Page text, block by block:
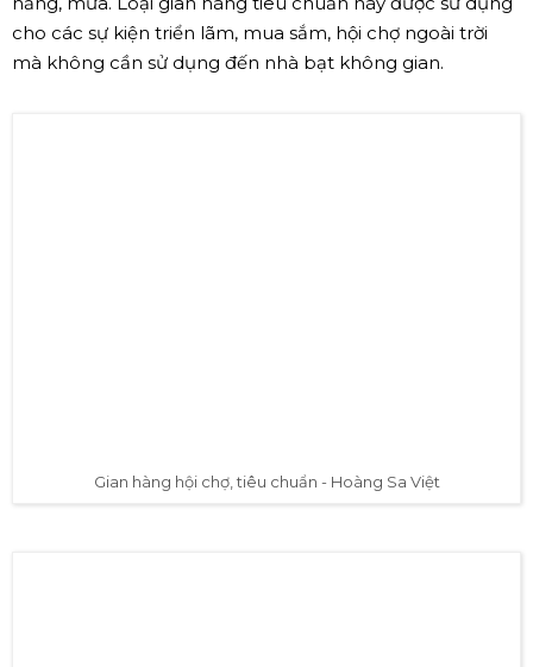
cho các sự kiện triển lãm, mua sắm, hội chợ ngoài trời
mà không cần sử dụng đến nhà bạt không gian.
Gian hàng hội chợ, tiêu chuẩn - Hoàng Sa Việt